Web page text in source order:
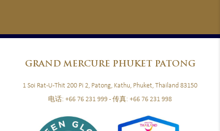
GRANDMERCURE PHUKET PATONG
1 Soi Rat-U-Thit 200 Pi 2, Patong, Kathu, Phuket, Thailand 83150
电话: +66 76 231 999 - 传真: +66 76 231 998